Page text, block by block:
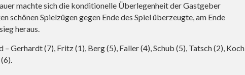
machte sich die konditionelle Überlegenheit der Gastgeber
schönen Spielzügen gegen Ende des Spiel überzeugte, am Ende
heraus.
– Gerhardt (7), Fritz (1), Berg (5), Faller (4), Schub (5), Tatsch (2), Koch